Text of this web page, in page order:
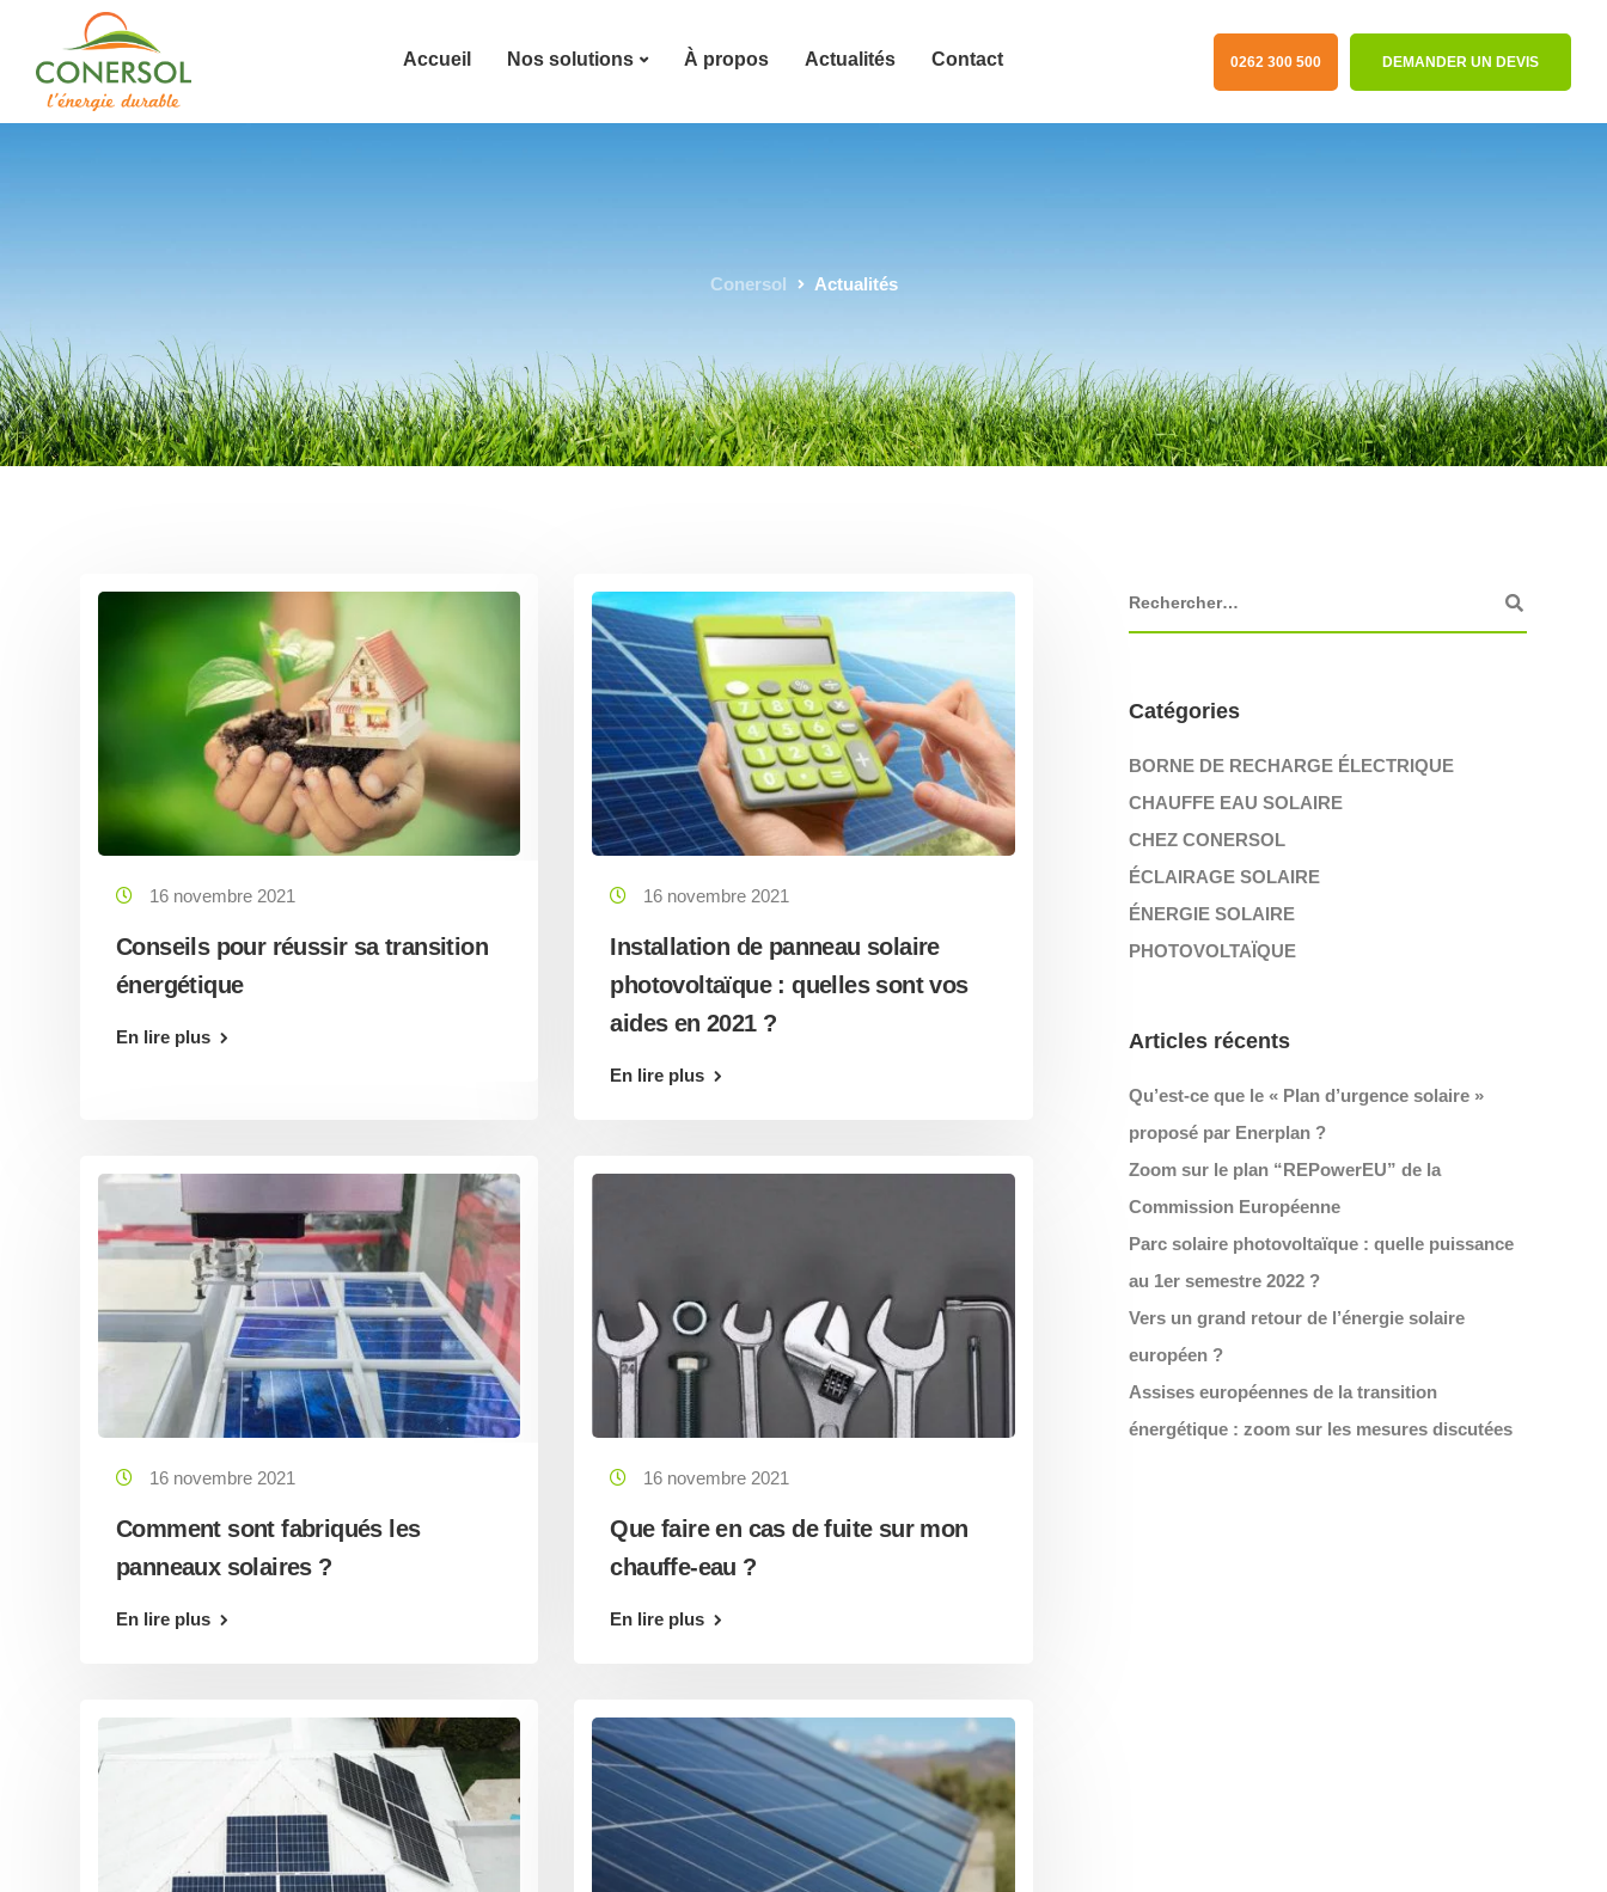
Accueil Nos solutions À propos Actualités Contact 0262 300 500 DEMANDER UN DEVIS
Conersol Actualités
16 novembre 2021
Conseils pour réussir sa transition
énergétique
En lire plus
16 novembre 2021
Installation de panneau solaire
photovoltaïque : quelles sont vos
aides en 2021 ?
En lire plus
16 novembre 2021
Comment sont fabriqués les
panneaux solaires ?
En lire plus
16 novembre 2021
Que faire en cas de fuite sur mon
chauffe-eau ?
En lire plus
Catégories
BORNE DE RECHARGE ÉLECTRIQUE
CHAUFFE EAU SOLAIRE
CHEZ CONERSOL
ÉCLAIRAGE SOLAIRE
ÉNERGIE SOLAIRE
PHOTOVOLTAÏQUE
Articles récents
Qu’est-ce que le « Plan d’urgence solaire »
proposé par Enerplan ?
Zoom sur le plan “REPowerEU” de la
Commission Européenne
Parc solaire photovoltaïque : quelle puissance
au 1er semestre 2022 ?
Vers un grand retour de l’énergie solaire
européen ?
Assises européennes de la transition
énergétique : zoom sur les mesures discutées